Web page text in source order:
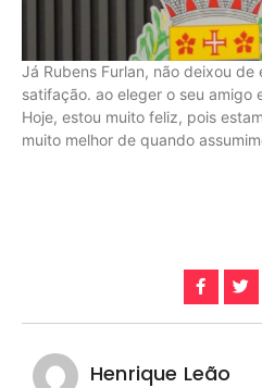
Já Rubens Furlan, não deixou de
satifação. ao eleger o seu amigo
Hoje, estou muito feliz, pois
muito melhor de quando
Henrique Leão